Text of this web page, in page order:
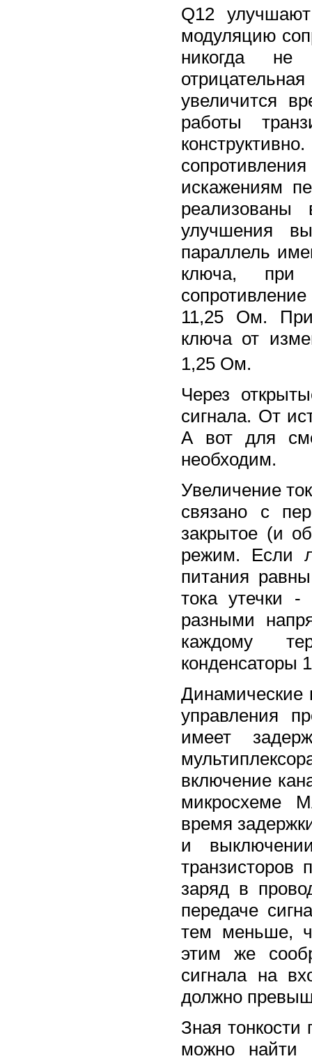
Q12
модуляцию
никогда не
увеличится
работы
искажениям
улучшения
параллель
ключа, при
11,25 Ом. При
ключа от
1,25 Ом.
Через
сигнала. От
А вот для
необходим.
Увеличение
связано с
закрытое (и
режим. Если
питания
тока утечки
разными
каждому
конденсаторы
Динамические
управления
имеет
включение
микросхеме
время
и
транзисторов
заряд в
передаче
тем меньше,
этим же
сигнала на
должно
Зная
можно найти